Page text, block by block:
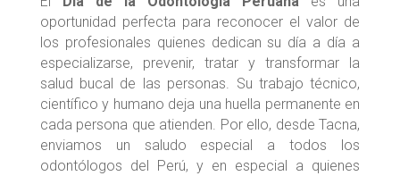
oportunidad perfecta para reconocer el valor de
los profesionales quienes dedican su día a día a
especializarse, prevenir, tratar y transformar la
salud bucal de las personas. Su trabajo técnico,
científico y humano deja una huella permanente en
cada persona que atienden. Por ello, desde Tacna,
enviamos un saludo especial a todos los
odontólogos del Perú, y en especial a quienes